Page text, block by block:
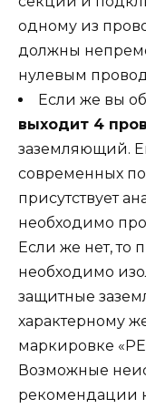
одному из
должны
нулевым
Если же вы
выходит 4
заземляющий.
современных
присутствует
необходимо
Если же нет, то
необходимо
защитные
характерному
маркировке
Возможные
рекомендации